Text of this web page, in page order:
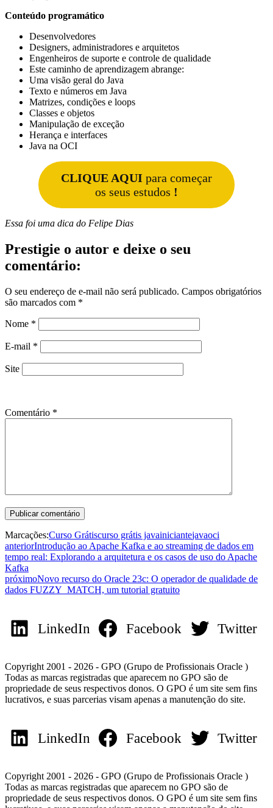
Conteúdo programático
Desenvolvedores
Designers, administradores e arquitetos
Engenheiros de suporte e controle de qualidade
Este caminho de aprendizagem abrange:
Uma visão geral do Java
Texto e números em Java
Matrizes, condições e loops
Classes e objetos
Manipulação de exceção
Herança e interfaces
Java na OCI
CLIQUE AQUI para começar
os seus estudos !
Essa foi uma dica do Felipe Dias
Prestigie o autor e deixe o seu
comentário:
O seu endereço de e-mail não será publicado. Campos obrigatórios
são marcados com *
Nome *
E-mail *
Site
Comentário *
Marcações:Curso Grátiscurso grátis javainiciantejavaoci
anteriorIntrodução ao Apache Kafka e ao streaming de dados em
tempo real: Explorando a arquitetura e os casos de uso do Apache
Kafka
próximoNovo recurso do Oracle 23c: O operador de qualidade de
dados FUZZY_MATCH, um tutorial gratuito
LinkedIn Facebook Twitter
Copyright 2001 - 2026 - GPO (Grupo de Profissionais Oracle )
Todas as marcas registradas que aparecem no GPO são de
propriedade de seus respectivos donos. O GPO é um site sem fins
lucrativos, e suas parcerias visam apenas a manutenção do site.
LinkedIn Facebook Twitter
Copyright 2001 - 2026 - GPO (Grupo de Profissionais Oracle )
Todas as marcas registradas que aparecem no GPO são de
propriedade de seus respectivos donos. O GPO é um site sem fins